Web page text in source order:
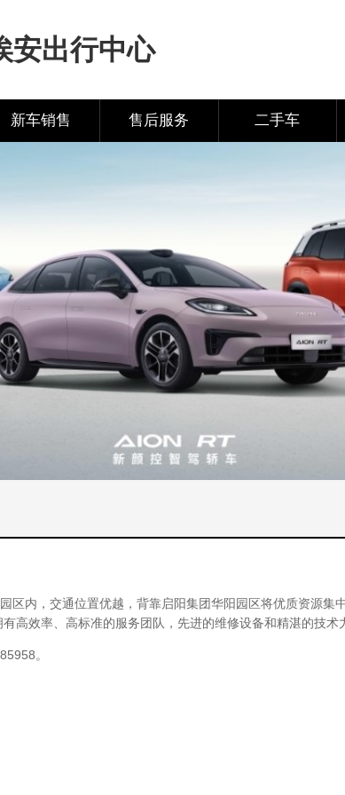
安出行中心
新车销售 售后服务 二手车
内，交通位置优越，背靠启阳集团华阳园区将优质资源集
高效率、高标准的服务团队，先进的维修设备和精湛的技术
。